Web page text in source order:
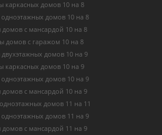
каркасных домов 10 на 8
домов 10 на 8
домов с мансардой 10 на 8
домов с гаражом 10 на 8
домов 10 на 9
каркасных домов 10 на 9
домов 10 на 9
домов с мансардой 10 на 9
домов 11 на 11
домов 11 на 9
домов с мансардой 11 на 9